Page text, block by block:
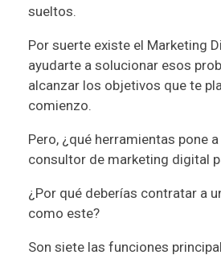
sueltos.
Por suerte existe el Marketing
ayudarte a solucionar esos
alcanzar los objetivos que te
comienzo.
Pero, ¿qué herramientas pone
consultor de marketing digital
¿Por qué deberías contratar a
como este?
Son siete las funciones